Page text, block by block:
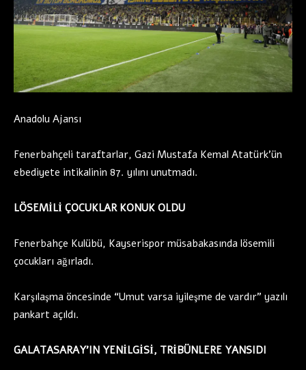
Anadolu Ajansı
Fenerbahçeli taraftarlar, Gazi Mustafa Kemal Atatürk’ün
ebediyete intikalinin 87. yılını unutmadı.
LÖSEMİLİ ÇOCUKLAR KONUK OLDU
Fenerbahçe Kulübü, Kayserispor müsabakasında lösemili
çocukları ağırladı.
Karşılaşma öncesinde “Umut varsa iyileşme de vardır” yazılı
pankart açıldı.
GALATASARAY’IN YENİLGİSİ, TRİBÜNLERE YANSIDI